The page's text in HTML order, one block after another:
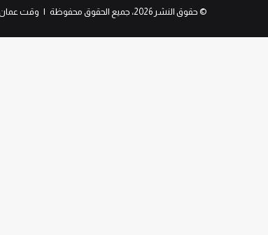
© حقوق النشر 2026، جميع الحقوق محفوظة | وقت عمان الإخباري